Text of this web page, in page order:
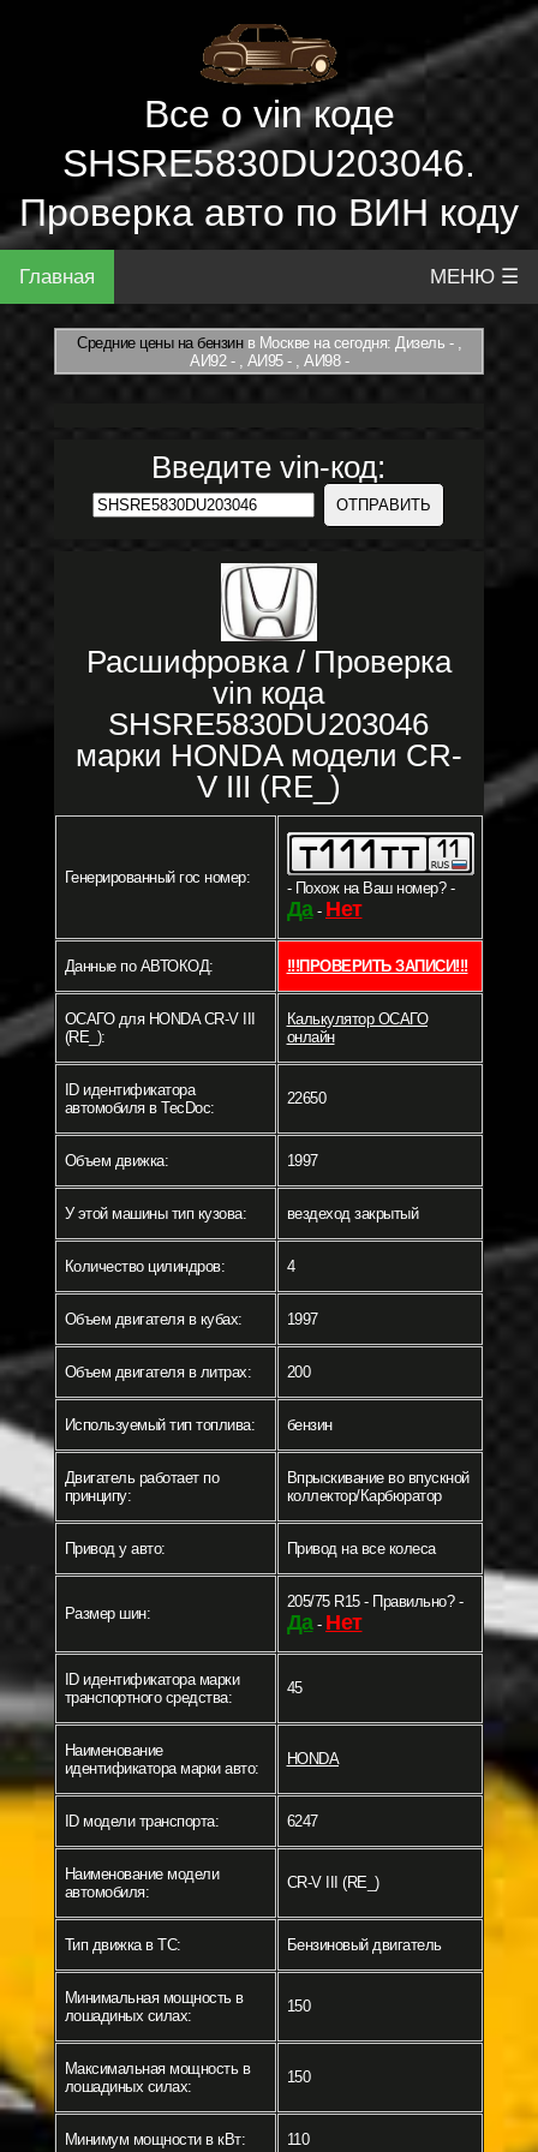
Все о vin коде
SHSRE5830DU203046.
Проверка авто по ВИН коду
Главная МЕНЮ ☰
Средние цены на бензинв Москве на сегодня: Дизель - ,
АИ92 - , АИ95 - , АИ98 -
Введите vin-код:
Расшифровка / Проверка
vin кода
SHSRE5830DU203046
марки HONDA модели CR-
V III (RE_)
Генерированный гос номер:
- Похож на Ваш номер? -
Да- Нет
Данные по АВТОКОД: !!!ПРОВЕРИТЬ ЗАПИСИ!!!
ОСАГО для HONDA CR-V III
(RE_):
Калькулятор ОСАГО
онлайн
ID идентификатора
автомобиля в TecDoc:
22650
Объем движка: 1997
У этой машины тип кузова: вездеход закрытый
Количество цилиндров: 4
Объем двигателя в кубах: 1997
Объем двигателя в литрах: 200
Используемый тип топлива: бензин
Двигатель работает по
принципу:
Впрыскивание во впускной
коллектор/Карбюратор
Привод у авто: Привод на все колеса
Размер шин:
205/75 R15 - Правильно? -
Да- Нет
ID идентификатора марки
транспортного средства:
45
Наименование
идентификатора марки авто:
HONDA
ID модели транспорта: 6247
Наименование модели
автомобиля:
CR-V III (RE_)
Тип движка в ТС: Бензиновый двигатель
Минимальная мощность в
лошадиных силах:
150
Максимальная мощность в
лошадиных силах:
150
Минимум мощности в кВт: 110